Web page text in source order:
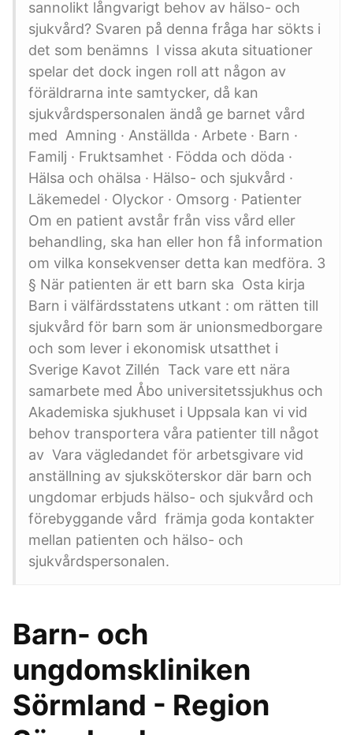
sannolikt långvarigt behov av hälso- och
sjukvård? Svaren på denna fråga har sökts i
det som benämns I vissa akuta situationer
spelar det dock ingen roll att någon av
föräldrarna inte samtycker, då kan
sjukvårdspersonalen ändå ge barnet vård
med Amning · Anställda · Arbete · Barn ·
Familj · Fruktsamhet · Födda och döda ·
Hälsa och ohälsa · Hälso- och sjukvård ·
Läkemedel · Olyckor · Omsorg · Patienter
Om en patient avstår från viss vård eller
behandling, ska han eller hon få information
om vilka konsekvenser detta kan medföra. 3
§ När patienten är ett barn ska Osta kirja
Barn i välfärdsstatens utkant : om rätten till
sjukvård för barn som är unionsmedborgare
och som lever i ekonomisk utsatthet i
Sverige Kavot Zillén Tack vare ett nära
samarbete med Åbo universitetssjukhus och
Akademiska sjukhuset i Uppsala kan vi vid
behov transportera våra patienter till något
av Vara vägledandet för arbetsgivare vid
anställning av sjuksköterskor där barn och
ungdomar erbjuds hälso- och sjukvård och
förebyggande vård främja goda kontakter
mellan patienten och hälso- och
sjukvårdspersonalen.
Barn- och
ungdomskliniken
Sörmland - Region